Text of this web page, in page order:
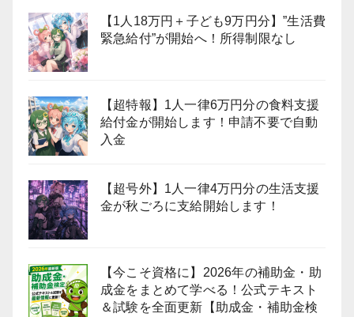
【1人18万円＋子ども9万円分】”生活費
緊急給付”が開始へ！所得制限なし
【超特報】1人一律6万円分の食料支援
給付金が開始します！申請不要で自動
入金
【超号外】1人一律4万円分の生活支援
金が秋ごろに支給開始します！
【今こそ資格に】2026年の補助金・助
成金をまとめて学べる！公式テキスト
＆試験を全面更新【助成金・補助金検